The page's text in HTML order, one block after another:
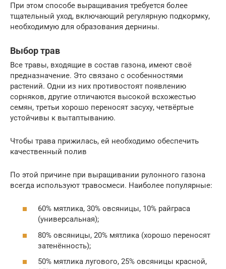
При этом способе выращивания требуется более
тщательный уход, включающий регулярную подкормку,
необходимую для образования дернины.
Выбор трав
Все травы, входящие в состав газона, имеют своё
предназначение. Это связано с особенностями
растений. Одни из них противостоят появлению
сорняков, другие отличаются высокой всхожестью
семян, третьи хорошо переносят засуху, четвёртые
устойчивы к вытаптыванию.
Чтобы трава прижилась, ей необходимо обеспечить
качественный полив
По этой причине при выращивании рулонного газона
всегда используют травосмеси. Наиболее популярные:
60% мятлика, 30% овсяницы, 10% райграса
(универсальная);
80% овсяницы, 20% мятлика (хорошо переносят
затенённость);
50% мятлика лугового, 25% овсяницы красной,